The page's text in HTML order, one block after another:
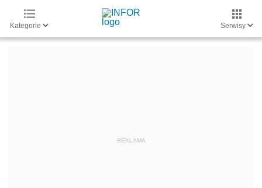
Kategorie Serwisy